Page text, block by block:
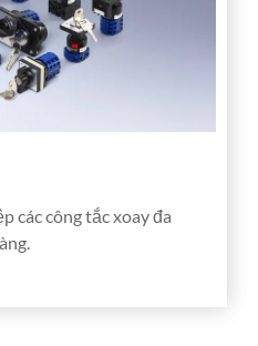
các công tắc xoay đa